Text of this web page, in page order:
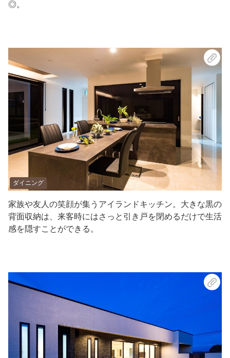
◎。
ダイニング
家族や友人の笑顔が集うアイランドキッチン。大きな黒の
背面収納は、来客時にはさっと引き戸を閉めるだけで生活
感を隠すことができる。